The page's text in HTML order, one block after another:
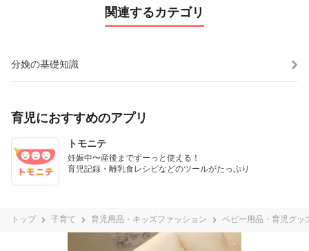
関連するカテゴリ
分娩の基礎知識
育児におすすめのアプリ
トモニテ
妊娠中〜産後までずーっと使える！
育児記録・離乳食レシピなどのツールがたっぷり
トップ 子育て 育児用品・キッズファッション ベビー用品・育児グッ